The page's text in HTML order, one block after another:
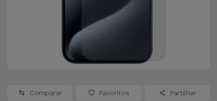
Oppo
Recondicionados
Recondicionados
Comparar Favoritos Partilhar